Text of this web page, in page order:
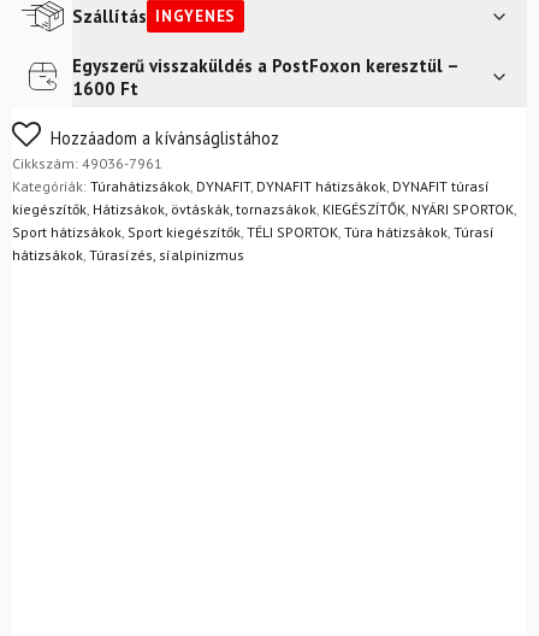
borult
mennyiség
Szállítás INGYENES
Futár a címreIngyenes
FoxPost
Egyszerű visszaküldés a PostFoxon keresztül –
1600 Ft
Nem biztos a választásában? Semmi gond – a terméket
egyszerűen visszaküldheti 14 napon belül, indoklás nélkül.
Mik a visszaküldés feltételei?
Hozzáadom a kívánságlistához
Cikkszám: 49036-7961
Kategóriák: Túrahátizsákok DYNAFIT, DYNAFIT hátizsákok DYNAFIT túrasí
kiegészítők Hátizsákok, övtáskák, tornazsákok KIEGÉSZÍTŐK NYÁRI SPORTOK
Sport hátizsákok Sport kiegészítők TÉLI SPORTOK Túra hátizsákok Túrasí
hátizsákok Túrasízés, síalpinizmus